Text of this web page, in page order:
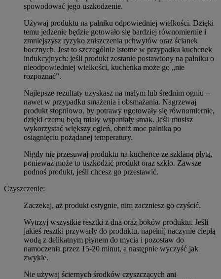
spowodować jego uszkodzenie.
Używaj produktu na palniku odpowiedniej wielkości. Dzięki
temu jedzenie będzie gotowało się bardziej równomiernie i
zmniejszysz ryzyko zniszczenia uchwytów oraz ścianek
bocznych. Jest to szczególnie istotne w przypadku kuchenek
indukcyjnych: jeśli produkt zostanie postawiony na palniku o
nieodpowiedniej wielkości, kuchenka może go „nie
rozpoznać”.
Najlepsze rezultaty uzyskasz na małym lub średnim ogniu –
nawet w przypadku smażenia i obsmażania. Nagrzewaj
produkt stopniowo, by potrawy ugotowały się równomiernie,
dzięki czemu będą miały wspaniały smak. Jeśli musisz
wykorzystać większy ogień, obniż moc palnika po
osiągnięciu pożądanej temperatury.
Nigdy nie przesuwaj produktu na kuchence ze szklaną płytą,
ponieważ może to uszkodzić produkt oraz szkło. Zawsze
podnoś produkt, jeśli chcesz go przestawić.
Czyszczenie:
Zaczekaj, aż produkt ostygnie, nim zaczniesz go czyścić.
Wytrzyj wszystkie resztki z dna oraz boków produktu. Jeśli
jakieś resztki przywarły do produktu, napełnij naczynie ciepłą
wodą z delikatnym płynem do mycia i pozostaw do
namoczenia przez 15-20 minut, a następnie wyczyść jak
zwykle.
Nie używaj ściernych środków czyszczących ani